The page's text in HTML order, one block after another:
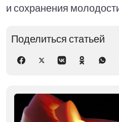
и сохранения
Поделиться статьей